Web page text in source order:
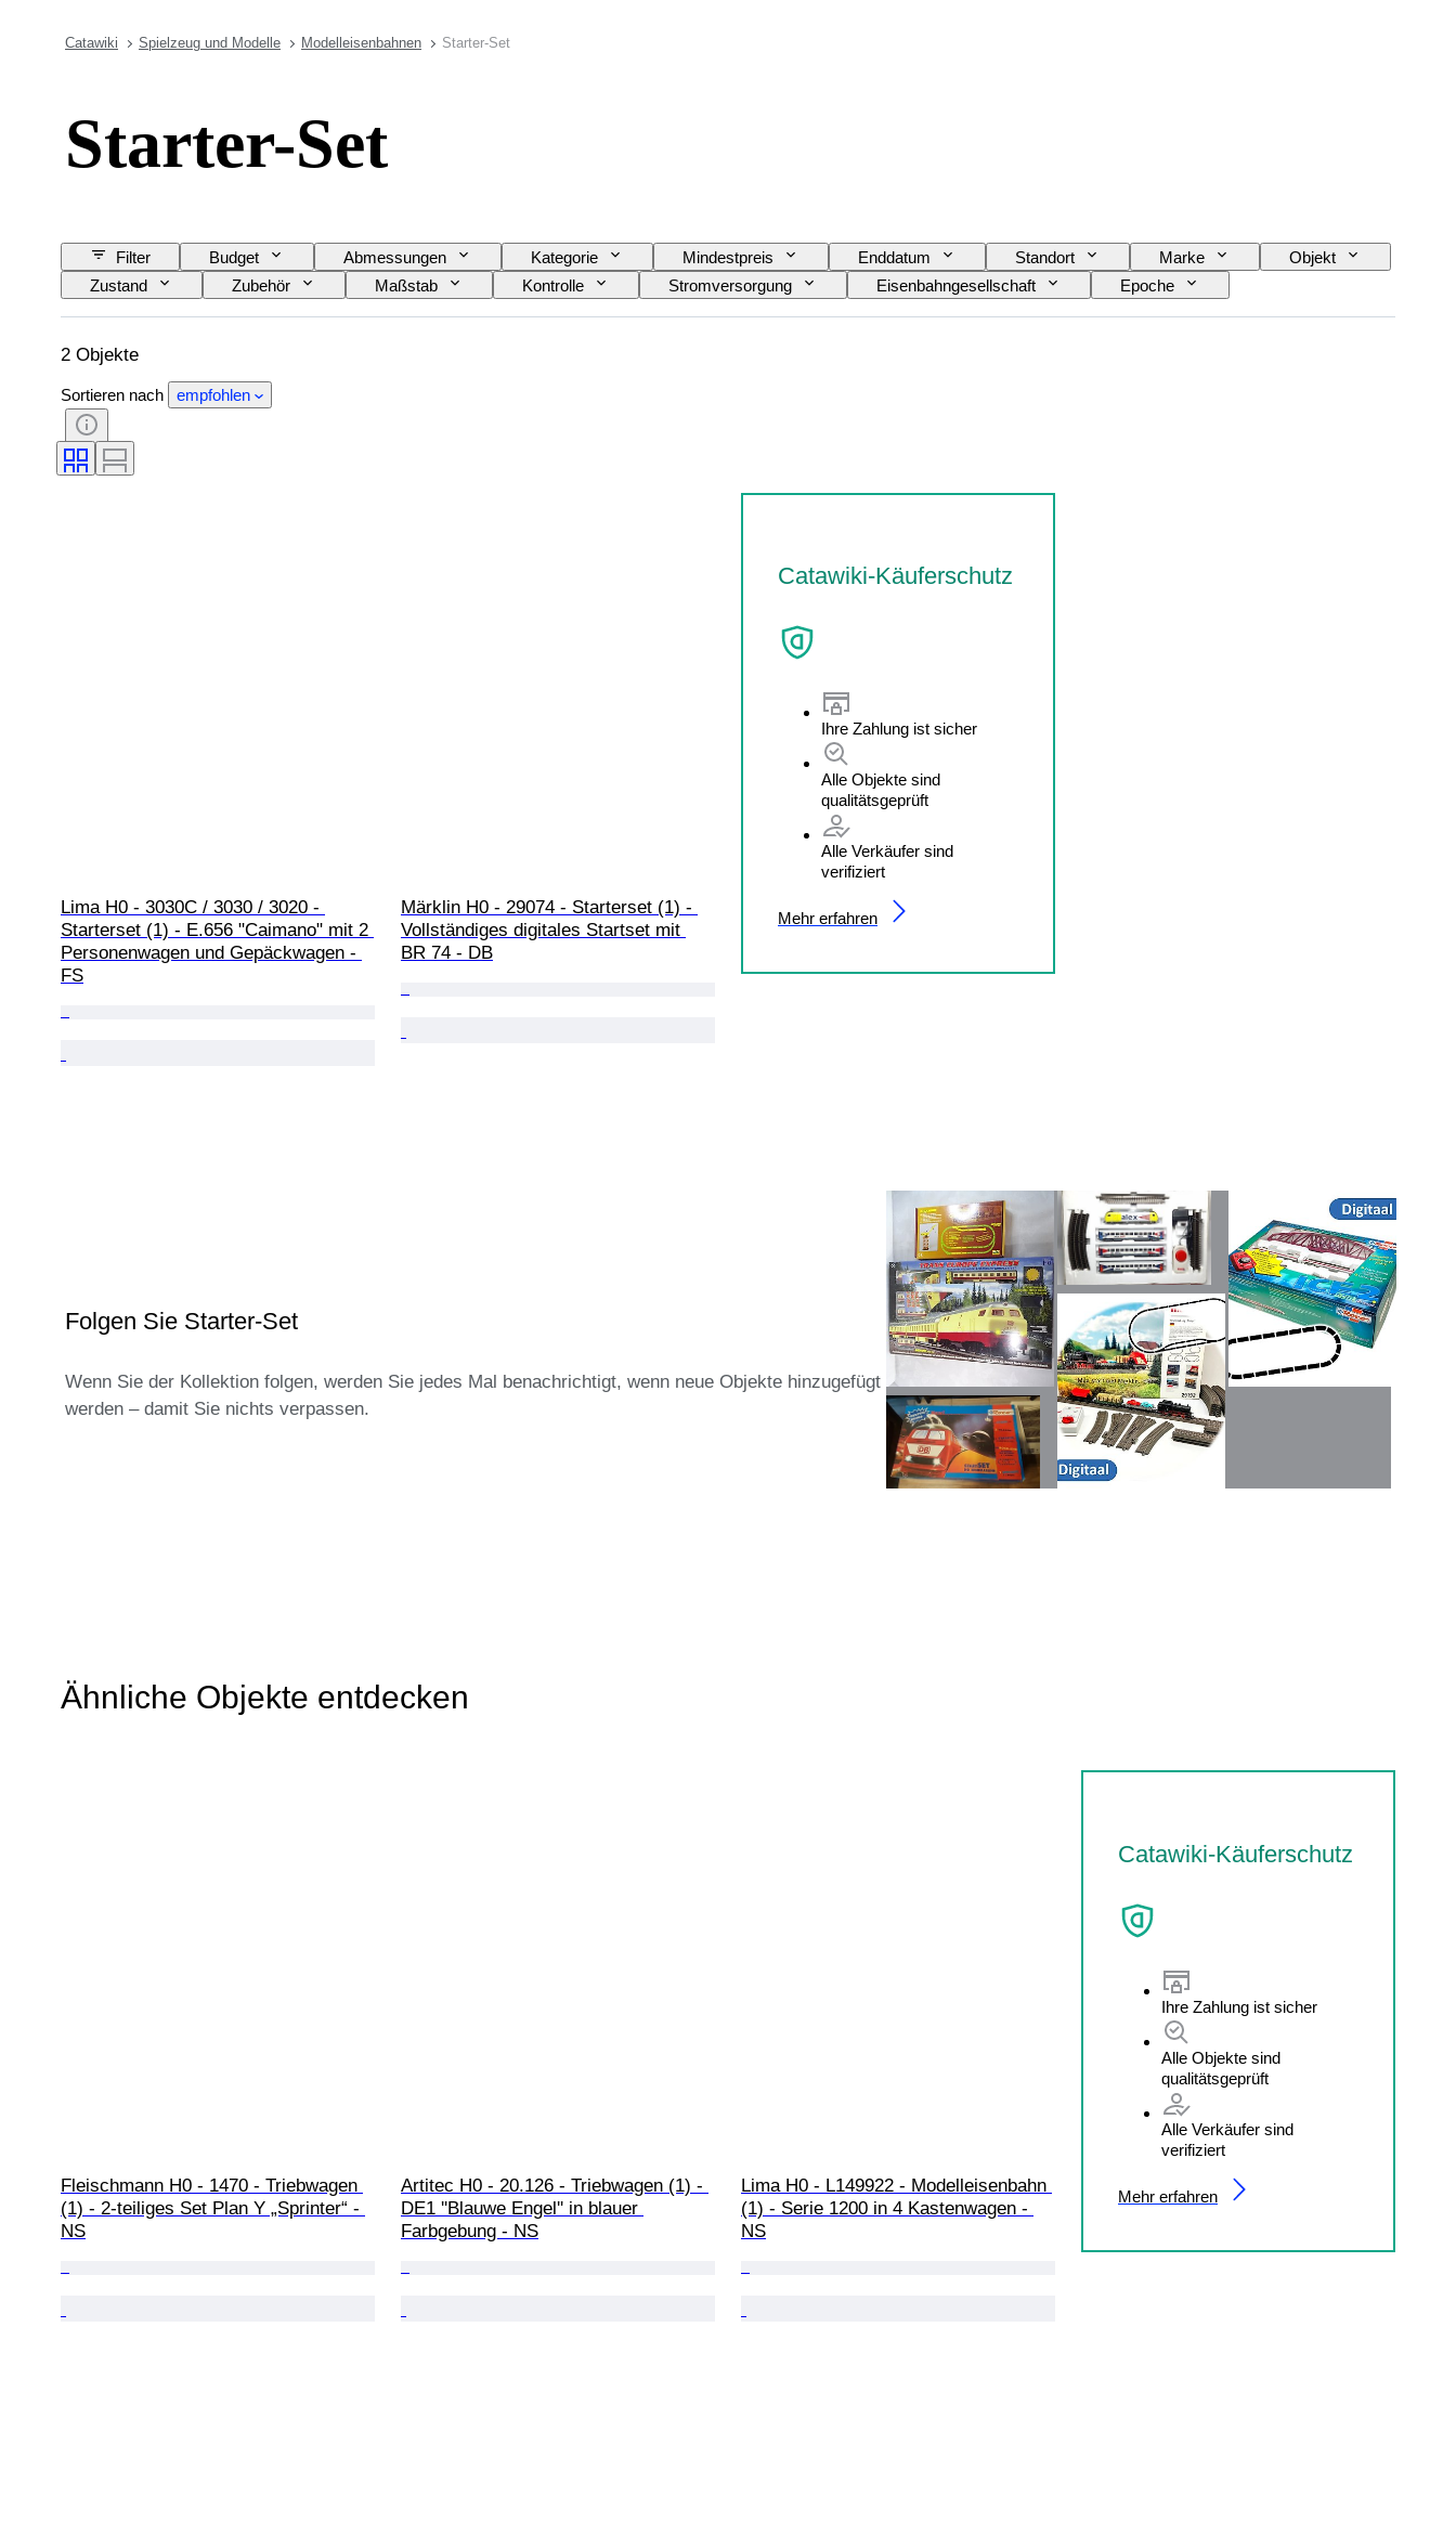
Catawiki Spielzeug und Modelle Modelleisenbahnen Starter-Set
Starter-Set
Filter Budget Abmessungen Kategorie Mindestpreis Enddatum Standort Marke
Objekt
Zustand
Zubehör Maßstab Kontrolle Stromversorgung Eisenbahngesellschaft Epoche
2 Objekte
Sortieren nach empfohlen
Lima H0 - 3030C / 3030 / 3020 -
Starterset (1) - E.656 "Caimano" mit 2
Personenwagen und Gepäckwagen -
FS
Märklin H0 - 29074 - Starterset (1) -
Vollständiges digitales Startset mit
BR 74 - DB
Catawiki-Käuferschutz
Ihre Zahlung ist sicher
Alle Objekte sind
qualitätsgeprüft
Alle Verkäufer sind
verifiziert
Mehr erfahren
Folgen Sie Starter-Set
Wenn Sie der Kollektion folgen, werden Sie jedes Mal benachrichtigt, wenn neue Objekte hinzugefügt
werden – damit Sie nichts verpassen.
Ähnliche Objekte entdecken
Catawiki-Käuferschutz
Ihre Zahlung ist sicher
Alle Objekte sind
qualitätsgeprüft
Alle Verkäufer sind
verifiziert
Mehr erfahren
Fleischmann H0 - 1470 - Triebwagen
(1) - 2-teiliges Set Plan Y „Sprinter“ -
NS
Artitec H0 - 20.126 - Triebwagen (1) -
DE1 ''Blauwe Engel'' in blauer
Farbgebung - NS
Lima H0 - L149922 - Modelleisenbahn
(1) - Serie 1200 in 4 Kastenwagen -
NS